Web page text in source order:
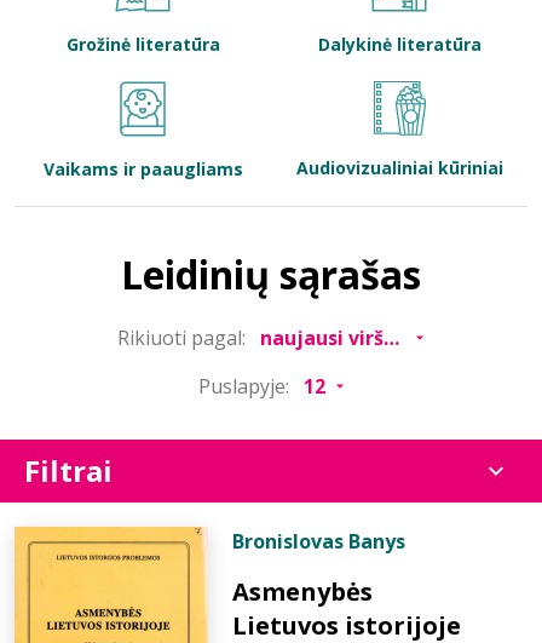
Bibliotekoms
Grožinė literatūra Dalykinė literatūra
Vaikams ir paaugliams Audiovizualiniai kūriniai
Leidinių sąrašas
Rikiuoti pagal:
Puslapyje:
Filtrai
Bronislovas Banys
Asmenybės
Lietuvos istorijoje